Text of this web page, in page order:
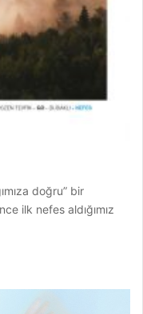
doğru” bir
ilk nefes aldığımız